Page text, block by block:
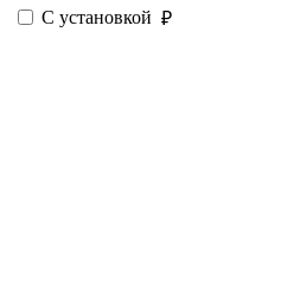
С установкой ₽